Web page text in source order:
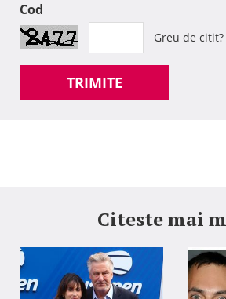
Cod
Greu de citit?
TRIMITE
Citeste mai